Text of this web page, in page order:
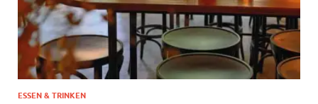
ESSEN & TRINKEN